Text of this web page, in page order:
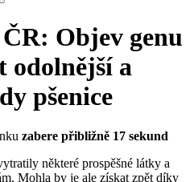
Objev genu
odolnější a
pšenice
zabere přibližně 17 sekund
některé prospěšné látky a
Mohla by je ale získat zpět díky